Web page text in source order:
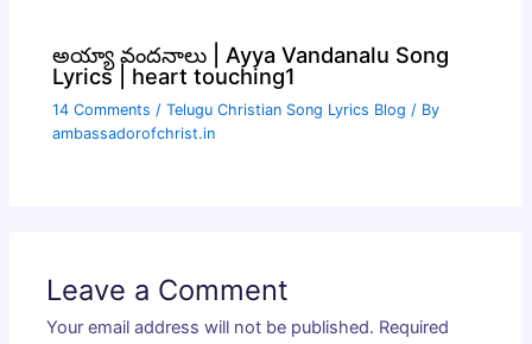
అయ్యా వందనాలు | Ayya Vandanalu Song
Lyrics | heart touching1
14 Comments /Telugu Christian Song Lyrics Blog / By
ambassadorofchrist.in
Leave a Comment
Your email address will not be published. Required